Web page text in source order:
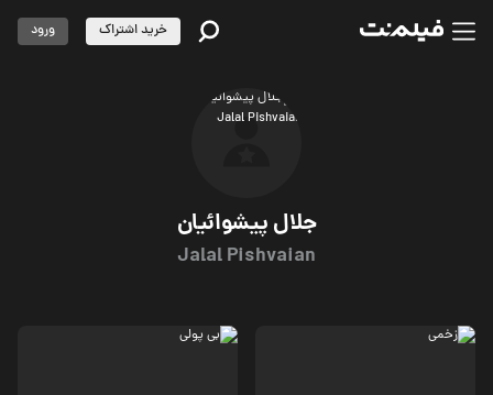
جلال پیشوائیان
Jalal Pishvaian
خرید اشتراک ورود